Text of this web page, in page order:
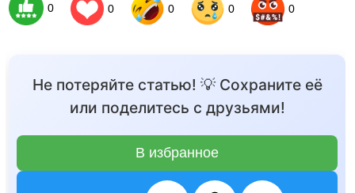
0 0 0 0 0
Не потеряйте статью! 💡 Сохраните её
или поделитесь с друзьями!
В избранное